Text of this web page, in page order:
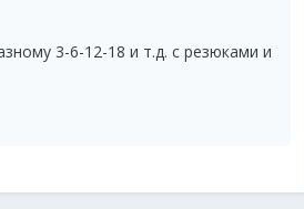
3-6-12-18 и т.д. с резюками и